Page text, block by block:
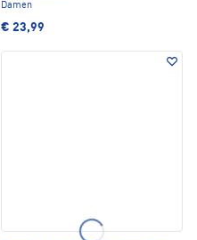
Damen
€ 23,99